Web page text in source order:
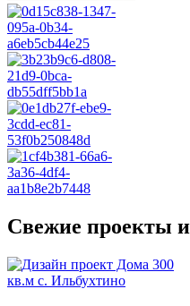
Свежие проекты